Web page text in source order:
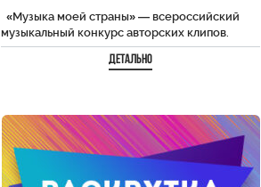
«Музыка моей страны» — всероссийский
музыкальный конкурс авторских клипов.
Организаторы проекта – телеканалы Большой
эфир Триколора и RUSSIAN…
Детально